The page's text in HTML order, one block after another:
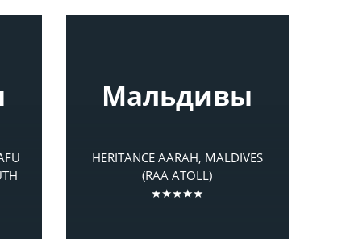
Мальдивы
HERITANCE AARAH, MALDIVES
(RAA ATOLL)
★★★★★